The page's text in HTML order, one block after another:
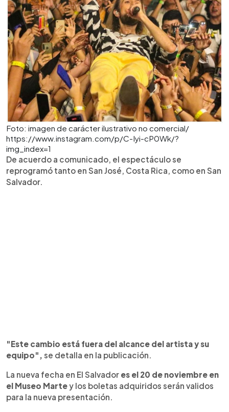
Foto: imagen de carácter ilustrativo no comercial/
https://www.instagram.com/p/C-Iyi-cP0Wk/?
img_index=1
De acuerdo a comunicado, el espectáculo se
reprogramó tanto en San José, Costa Rica, como en San
Salvador.
"Este cambio está fuera del alcance del artista y su
equipo", se detalla en la publicación.
La nueva fecha en El Salvador es el 20 de noviembre en
el Museo Martey los boletas adquiridos serán validos
para la nueva presentación.